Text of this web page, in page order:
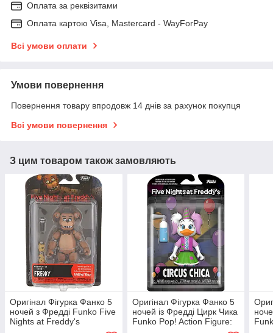
Оплата за реквізитами
Оплата картою Visa, Mastercard - WayForPay
Всі умови оплати
Умови повернення
Повернення товару впродовж 14 днів за рахунок покупця
Всі умови повернення
З цим товаром також замовляють
Оригінал Фігурка Фанко 5
ночей з Фредді Funko Five
Nights at Freddy's
Оригінал Фігурка Фанко 5
ночей із Фредді Цирк Чика
Funko Pop! Action Figure: